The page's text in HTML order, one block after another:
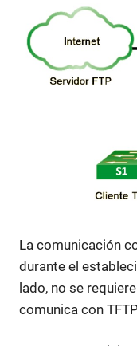
La comunicación
durante el
lado, no se
comunica con